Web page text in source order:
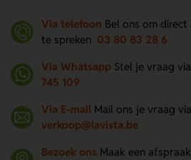
Via telefoon Bel ons om
te spreken 03 80 83 28 6
Via Whatsapp Stel je vraag
745 109
Via E-mail Mail ons je vraag via
verkoop@lavista.be
Bezoek ons Maak een